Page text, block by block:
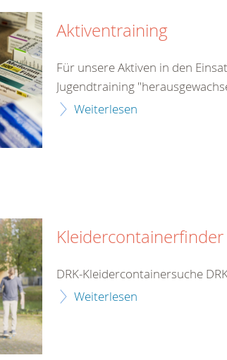
Aktiventraining
Für unsere Aktiven in den
Jugendtraining
Weiterlesen
Kleidercontainerfinder
DRK-Kleidercontainersuche
Weiterlesen